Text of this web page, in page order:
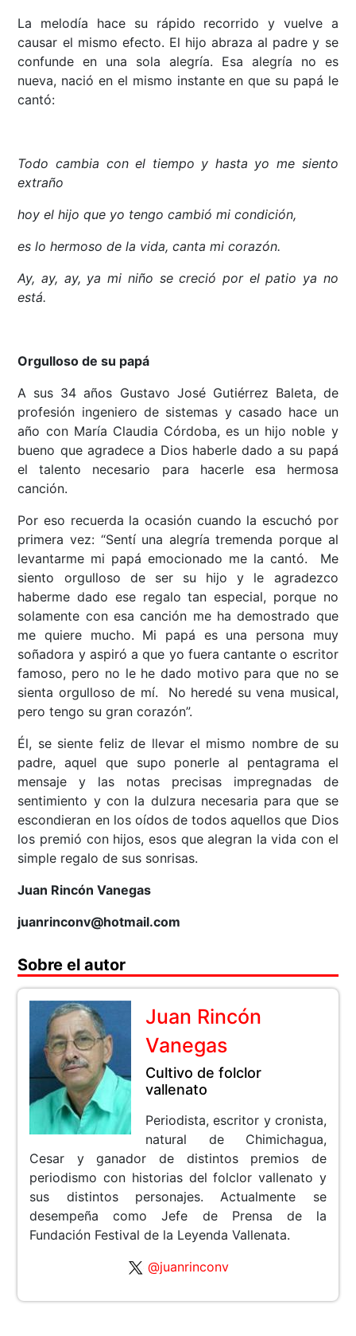
La melodía hace su rápido recorrido y vuelve a
causar el mismo efecto. El hijo abraza al padre y se
confunde en una sola alegría. Esa alegría no es
nueva, nació en el mismo instante en que su papá le
cantó:
Todo cambia con el tiempo y hasta yo me siento
extraño
hoy el hijo que yo tengo cambió mi condición,
es lo hermoso de la vida, canta mi corazón.
Ay, ay, ay, ya mi niño se creció por el patio ya no
está.
Orgulloso de su papá
A sus 34 años Gustavo José Gutiérrez Baleta, de
profesión ingeniero de sistemas y casado hace un
año con María Claudia Córdoba, es un hijo noble y
bueno que agradece a Dios haberle dado a su papá
el talento necesario para hacerle esa hermosa
canción.
Por eso recuerda la ocasión cuando la escuchó por
primera vez: “Sentí una alegría tremenda porque al
levantarme mi papá emocionado me la cantó. Me
siento orgulloso de ser su hijo y le agradezco
haberme dado ese regalo tan especial, porque no
solamente con esa canción me ha demostrado que
me quiere mucho. Mi papá es una persona muy
soñadora y aspiró a que yo fuera cantante o escritor
famoso, pero no le he dado motivo para que no se
sienta orgulloso de mí. No heredé su vena musical,
pero tengo su gran corazón”.
Él, se siente feliz de llevar el mismo nombre de su
padre, aquel que supo ponerle al pentagrama el
mensaje y las notas precisas impregnadas de
sentimiento y con la dulzura necesaria para que se
escondieran en los oídos de todos aquellos que Dios
los premió con hijos, esos que alegran la vida con el
simple regalo de sus sonrisas.
Juan Rincón Vanegas
juanrinconv@hotmail.com
Sobre el autor
Juan Rincón
Vanegas
Cultivo de folclor
vallenato
Periodista, escritor y cronista,
natural de Chimichagua,
Cesar y ganador de distintos premios de
periodismo con historias del folclor vallenato y
sus distintos personajes. Actualmente se
desempeña como Jefe de Prensa de la
Fundación Festival de la Leyenda Vallenata.
@juanrinconv